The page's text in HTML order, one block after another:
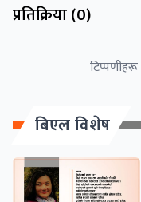
प्रतिक्रिया (0)
बिएल विशेष